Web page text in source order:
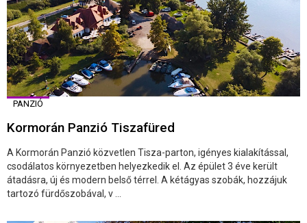
PANZIÓ
Kormorán Panzió Tiszafüred
A Kormorán Panzió közvetlen Tisza-parton, igényes kialakítással,
csodálatos környezetben helyezkedik el. Az épület 3 éve került
átadásra, új és modern belső térrel. A kétágyas szobák, hozzájuk
tartozó fürdőszobával, v ...